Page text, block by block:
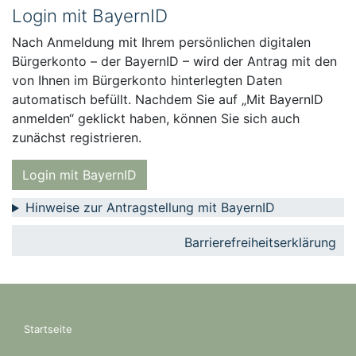
Login mit BayernID
Nach Anmeldung mit Ihrem persönlichen digitalen
Bürgerkonto – der BayernID – wird der Antrag mit den
von Ihnen im Bürgerkonto hinterlegten Daten
automatisch befüllt. Nachdem Sie auf „Mit BayernID
anmelden“ geklickt haben, können Sie sich auch
zunächst registrieren.
Login mit BayernID
Hinweise zur Antragstellung mit BayernID
Barrierefreiheitserklärung
Startseite